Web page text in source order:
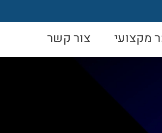
מקצועי צור קשר